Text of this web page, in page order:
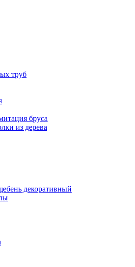
труб
бруса
из дерева
декоративный